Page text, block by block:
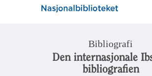
Bibliografi
Den internasjonale
bibliografien